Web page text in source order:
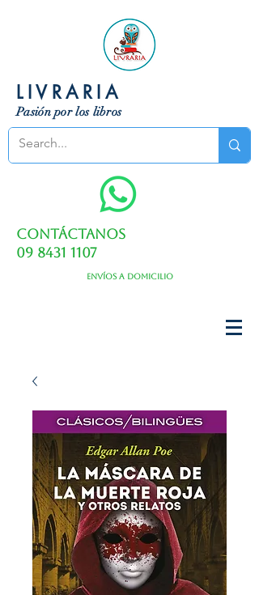
LIVRARIA
Pasión por los libros
Contáctanos
09 8431 1107
Envíos a domicilio